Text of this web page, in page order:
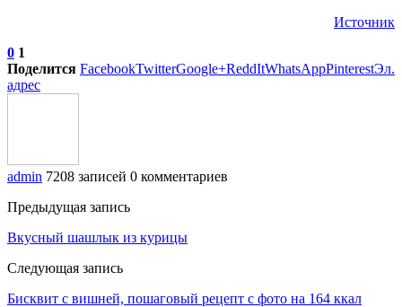
Источник
0 1
Поделится FacebookTwitterGoogle+ReddItWhatsAppPinterestЭл.
адрес
admin 7208 записей 0 комментариев
Предыдущая запись
Вкусный шашлык из курицы
Следующая запись
Бисквит с вишней, пошаговый рецепт с фото на 164 ккал